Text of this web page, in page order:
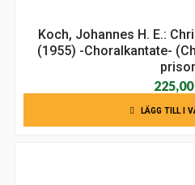
Koch, Johannes H. E.:
(1955) -Choralkantate-
225,00
LÄGG TILL I